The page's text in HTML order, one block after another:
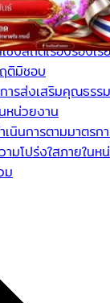
บัติการจัดการร้อง
องร้องเรียนการทุจ
ชิงสถิติเรื่องร้องเ
ติมิชอบ
ารส่งเสริมคุณธรร
หน่วยงาน
เนินการตามมาตร
ามโปร่งใสภายในห
ม